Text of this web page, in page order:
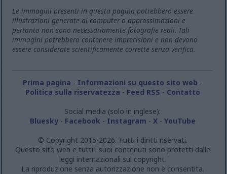
Le immagini presenti in questa pagina potrebbero essere
illustrazioni generate al computer o approssimazioni e
pertanto non sono necessariamente fotografie reali. Tali
immagini potrebbero contenere imprecisioni e non devono
essere considerate scientificamente corrette senza verifica.
Prima pagina - Informazioni su questo sito web -
Politica sulla riservatezza - Feed RSS - Contatto
Social media (solo in inglese):
Bluesky- Facebook - Instagram - X- YouTube
© Copyright 2015-2026. Tutti i diritti riservati.
Questo sito web e tutti i suoi contenuti sono protetti dalle
leggi internazionali sul copyright.
La riproduzione senza autorizzazione non è consentita.